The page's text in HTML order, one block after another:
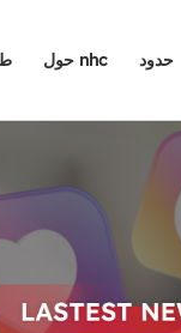
حول nhc حدود